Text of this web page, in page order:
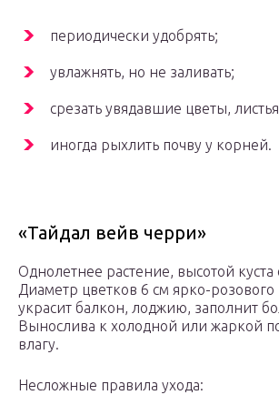
периодически удобрять;
увлажнять, но не заливать;
срезать увядавшие цветы,
иногда рыхлить почву у корней.
«Тайдал вейв черри»
Однолетнее растение, высотой куста
Диаметр цветков 6 см ярко-розового
украсит балкон, лоджию, заполнит
Вынослива к холодной или жаркой
влагу.
Несложные правила ухода: